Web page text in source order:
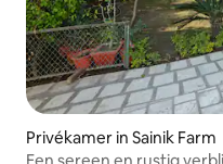
Privékamer in Sainik Farm